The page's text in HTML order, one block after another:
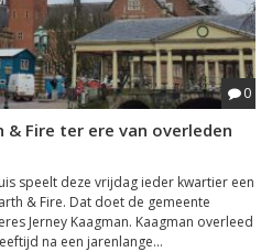
0
& Fire ter ere van overleden
speelt deze vrijdag ieder kwartier een
& Fire. Dat doet de gemeente
Jerney Kaagman. Kaagman overleed
na een jarenlange...